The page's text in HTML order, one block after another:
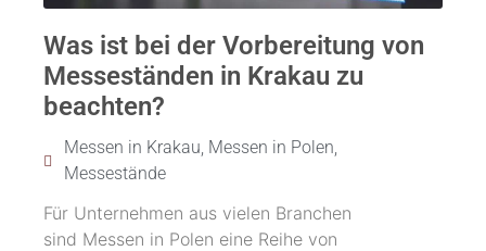
Was ist bei der Vorbereitung von
Messeständen in Krakau zu
beachten?
Messen in Krakau Messen in Polen
Messestände
Für Unternehmen aus vielen Branchen
sind Messen in Polen eine Reihe von